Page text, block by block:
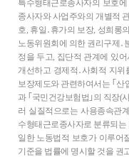
특수형태근로종사자의 보호
종사자와 사업주와의 개별적
호, 휴일․휴가의 보장, 성희롱
노동위원회에 의한 권리구제․
정을 두고, 집단적 관계에 있
개선하고 경제적․사회적 지위
보장제도와 관련하여서는 ｢산
과 ｢국민건강보험법｣의 직장(
러 실질적으로는 사용종속관
수형태근로종사자로 분류되는
일한 노동법적 보호가 이루어
기준을 법률에 명시할 것을 권